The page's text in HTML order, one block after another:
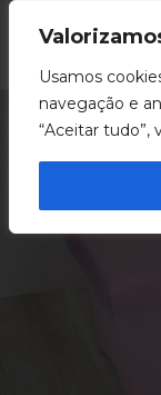
Usamos
navegação e
“Aceitar tudo”,